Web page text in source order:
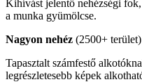
Kihívást jelentő nehézségi
a munka gyümölcse.
Nagyon nehéz (2500+ terület)
Tapasztalt számfestő
legrészletesebb képek